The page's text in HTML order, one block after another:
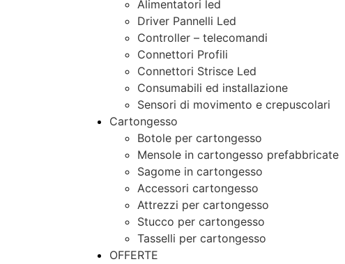
Alimentatori led
Driver Pannelli Led
Controller – telecomandi
Connettori Profili
Connettori Strisce Led
Consumabili ed installazione
Sensori di movimento e crepuscolari
Cartongesso
Botole per cartongesso
Mensole in cartongesso prefabbricate
Sagome in cartongesso
Accessori cartongesso
Attrezzi per cartongesso
Stucco per cartongesso
Tasselli per cartongesso
OFFERTE